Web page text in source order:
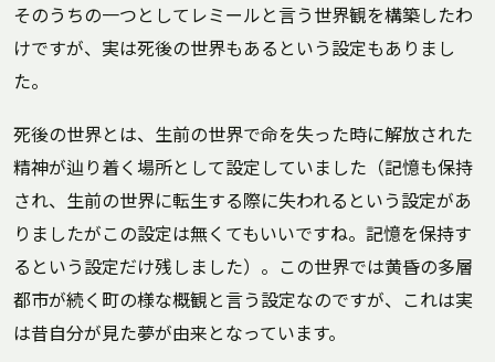
そのうちの一つとしてレミールと言う世界観を構築したわ
けですが、実は死後の世界もあるという設定もありまし
た。
死後の世界とは、生前の世界で命を失った時に解放された
精神が辿り着く場所として設定していました（記憶も保持
され、生前の世界に転生する際に失われるという設定があ
りましたがこの設定は無くてもいいですね。記憶を保持す
るという設定だけ残しました）。この世界では黄昏の多層
都市が続く町の様な概観と言う設定なのですが、これは実
は昔自分が見た夢が由来となっています。